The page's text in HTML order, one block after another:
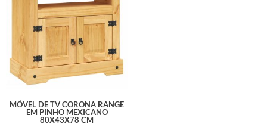
MÓVEL DE TV CORONA RANGE
EM PINHO MEXICANO
80X43X78 CM